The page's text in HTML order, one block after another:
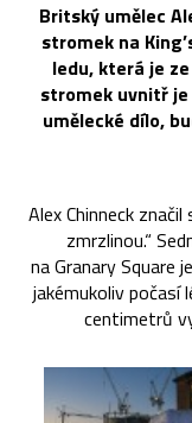
Britský umělec
stromek na
ledu, která je
stromek uvnitř
umělecké dílo,
Alex Chinneck
zmrzlinou.“
na Granary Square
jakémukoliv počasí
centimetrů